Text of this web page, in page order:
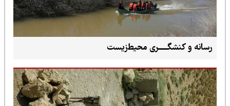
رسانه و کنشگــــــری محیط‌زیست